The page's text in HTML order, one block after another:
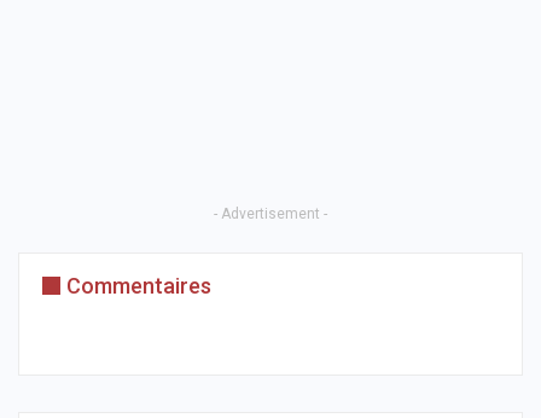
- Advertisement -
Commentaires